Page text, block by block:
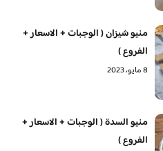
منيو شيزان ( الوجبات + الاسعار +
الفروع )
8 مايو، 2023
منيو السدة ( الوجبات + الاسعار +
الفروع )